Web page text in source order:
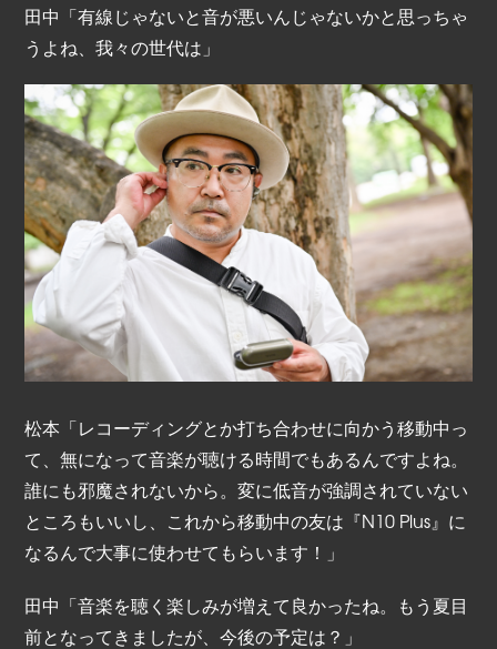
田中「有線じゃないと音が悪いんじゃないかと思っちゃ
うよね、我々の世代は」
松本「レコーディングとか打ち合わせに向かう移動中っ
て、無になって音楽が聴ける時間でもあるんですよね。
誰にも邪魔されないから。変に低音が強調されていない
ところもいいし、これから移動中の友は『N10 Plus』に
なるんで大事に使わせてもらいます！」
田中「音楽を聴く楽しみが増えて良かったね。もう夏目
前となってきましたが、今後の予定は？」